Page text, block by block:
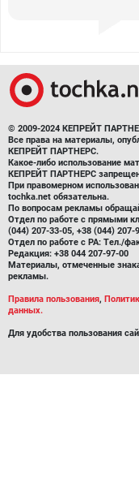
© 2009-2024 КЕПРЕЙТ
Все права на материалы,
КЕПРЕЙТ ПАРТНЕРС.
Какое-либо использование
КЕПРЕЙТ ПАРТНЕРС
При правомерном
tochka.net обязательна.
По вопросам рекламы
Отдел по работе с прямыми
(044) 207-33-05, +38 (044) 207-
Отдел по работе с РА: Тел./
Редакция: +38 044 207-97-00
Материалы, отмеченные
рекламы.
Правила пользования,
данных.
Для удобства пользования